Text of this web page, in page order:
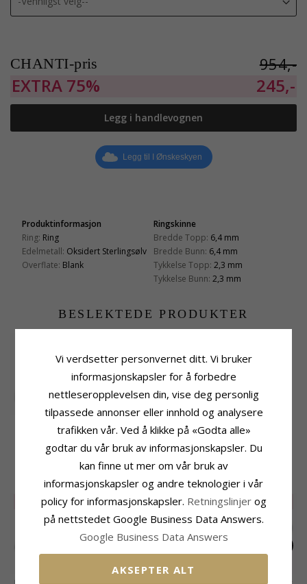
CHANTI-pris 954,-
EXTRA 75% 245,-
Legg i handlevognen
Legg til I Ønskeskyen
Produktinformasjon
Ring: Ring
Edelmetall: Oksidert Sterlingsølv
Overflate: Blank
Ringskinne
Bredde Topp: 6,4 mm
Bredde Bunn: 6,4 mm
Tykkelse Topp: 2,3 mm
Tykkelse Bunn: 2,3 mm
BESLEKTEDE PRODUKTER
Blank Simple Rings
ring i oksidert
sterlingsølv
CHANTI-pris 359,-
Simple Rings ring i
oksidert sterlingsølv
CHANTI-pris 350,-
KUNDER KJØPER OGSÅ
10% SALE 50% SALE
Vi verdsetter personvernet ditt. Vi bruker
informasjonskapsler for å forbedre
nettleseropplevelsen din, vise deg personlig
tilpassede annonser eller innhold og analysere
trafikken vår. Ved å klikke på «Godta alle»
godtar du vår bruk av informasjonskapsler. Du
kan finne ut mer om vår bruk av
informasjonskapsler og andre teknologier i vår
policy for informasjonskapsler. Retningslinjer og
på nettstedet Google Business Data Answers.
Google Business Data Answers
AKSEPTER ALT